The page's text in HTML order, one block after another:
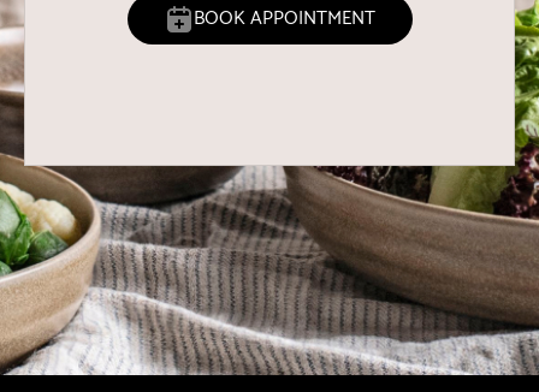
BOOK APPOINTMENT